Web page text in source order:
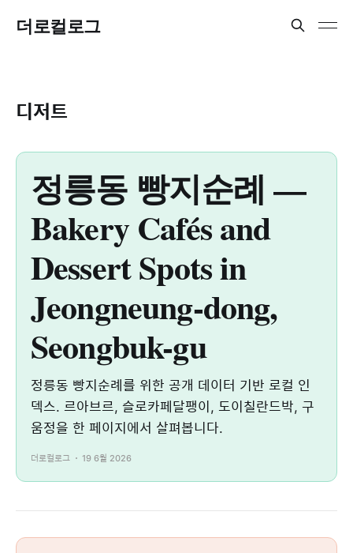
더로컬로그
디저트
정릉동 빵지순례 —
Bakery Cafés and
Dessert Spots in
Jeongneung-dong,
Seongbuk-gu
정릉동 빵지순례를 위한 공개 데이터 기반 로컬 인
덱스. 르아브르, 슬로카페달팽이, 도이칠란드박, 구
움정을 한 페이지에서 살펴봅니다.
더로컬로그 19 6월 2026